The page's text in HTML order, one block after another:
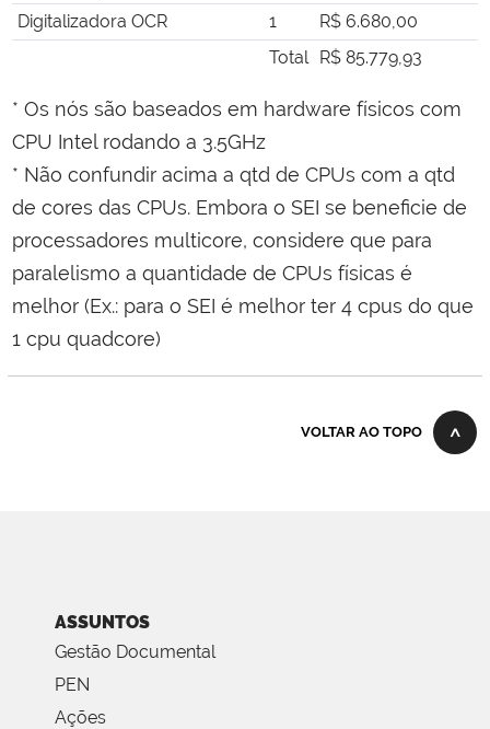
Digitalizadora OCR
1
R$ 6.680,00
Total
R$ 85.779,93
* Os nós são baseados em hardware físicos com
CPU Intel rodando a 3.5GHz
* Não confundir acima a qtd de CPUs com a qtd
de cores das CPUs. Embora o SEI se beneficie de
processadores multicore, considere que para
paralelismo a quantidade de CPUs físicas é
melhor (Ex.: para o SEI é melhor ter 4 cpus do que
1 cpu quadcore)
VOLTAR AO TOPO
ASSUNTOS
Gestão Documental
PEN
Ações